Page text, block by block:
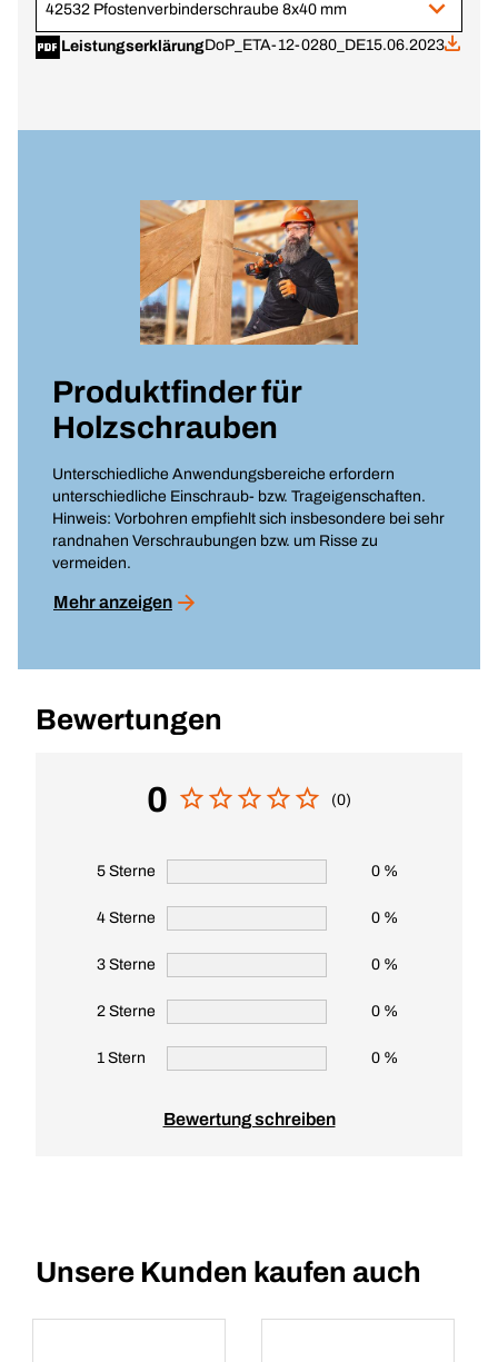
42532 Pfostenverbinderschraube 8x40 mm
LeistungserklärungDoP_ETA-12-0280_DE15.06.2023
Produktfinder für
Holzschrauben
Unterschiedliche Anwendungsbereiche erfordern
unterschiedliche Einschraub- bzw. Trageigenschaften.
Hinweis: Vorbohren empfiehlt sich insbesondere bei sehr
randnahen Verschraubungen bzw. um Risse zu
vermeiden.
Mehr anzeigen
Bewertungen
0 (0)
5 Sterne 0 %
4 Sterne 0 %
3 Sterne 0 %
2 Sterne 0 %
1 Stern 0 %
Bewertung schreiben
Unsere Kunden kaufen auch